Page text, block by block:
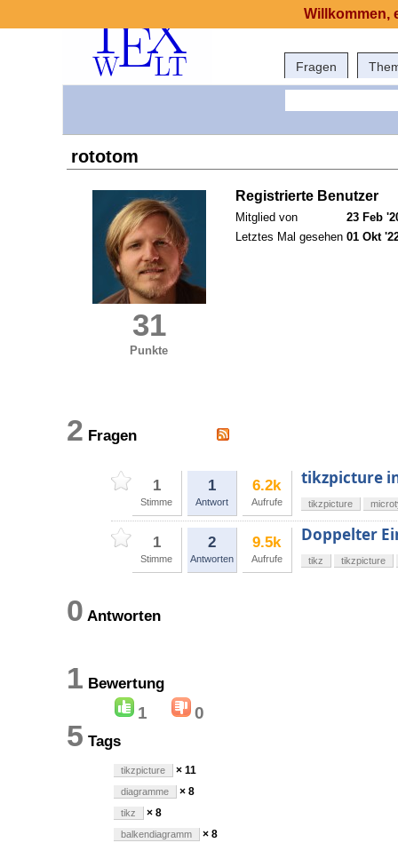
Fragen
rototom
31
Punkte
Registrierte Benutzer
Mitglied von
23 Feb
Letztes Mal gesehen 01 Okt
2 Fragen
1
Stimme
1
Antwort
6.2k
Aufrufe
tikzpicture
tikzpicture
1
Stimme
2
Antworten
9.5k
Aufrufe
Doppelter
tikz tikzpicture
0 Antworten
1 Bewertung
1 0
5 Tags
tikzpicture × 11
diagramme × 8
tikz × 8
balkendiagramm × 8
Willkommen,